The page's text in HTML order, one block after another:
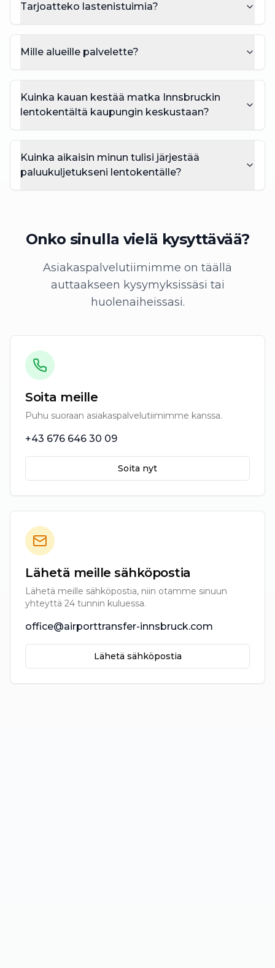
Tarjoatteko lastenistuimia?
Mille alueille palvelette?
Kuinka kauan kestää matka Innsbruckin
lentokentältä kaupungin keskustaan?
Kuinka aikaisin minun tulisi järjestää
paluukuljetukseni lentokentälle?
Onko sinulla vielä kysyttävää?
Asiakaspalvelutiimimme on täällä
auttaakseen kysymyksissäsi tai
huolenaiheissasi.
Soita meille
Puhu suoraan asiakaspalvelutiimimme kanssa.
+43 676 646 30 09
Soita nyt
Lähetä meille sähköpostia
Lähetä meille sähköpostia, niin otamme sinuun
yhteyttä 24 tunnin kuluessa.
office@airporttransfer-innsbruck.com
Lähetä sähköpostia